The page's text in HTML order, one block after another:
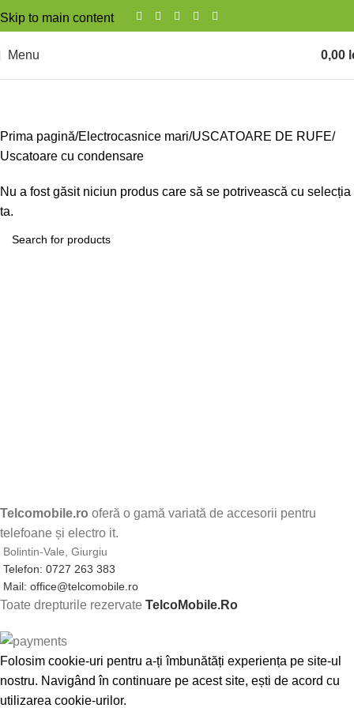
Skip to main content
Menu 0,00
Prima pagină Electrocasnice mari USCATOARE DE RUFE
Uscatoare cu condensare
Nu a fost găsit niciun produs care să se potrivească cu selecția
ta.
Telcomobile.ro oferă o gamă variată de accesorii pentru
telefoane și electro it.
Bolintin-Vale, Giurgiu
Telefon: 0727 263 383
Mail: office@telcomobile.ro
Toate drepturile rezervate TelcoMobile.Ro
Folosim cookie-uri pentru a-ți îmbunătăți experiența pe site-ul
nostru. Navigând în continuare pe acest site, ești de acord cu
utilizarea cookie-urilor.